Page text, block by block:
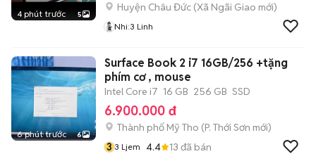
4 phút trước 5
Huyện Châu Đức (Xã Ngãi Giao mới)
Nhi:3 Linh
6 phút trước 6
Surface Book 2 i7 16GB/256 +tặng
phím cơ , mouse
Intel Core i7 16 GB 256 GB SSD
6.900.000 đ
Thành phố Mỹ Tho (P. Thới Sơn mới)
3 3 Ljem 4.4 13 đã bán